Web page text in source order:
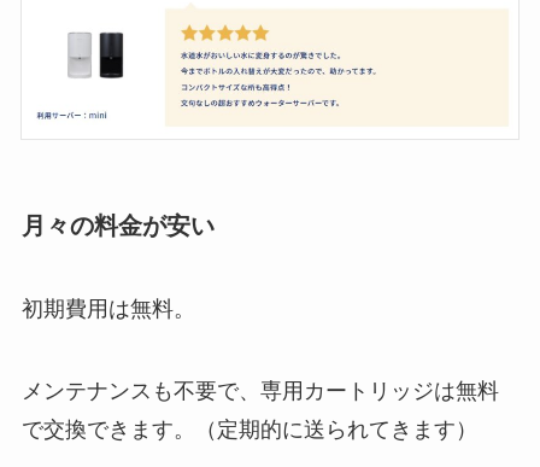
月々の料金が安い
初期費用は無料。
メンテナンスも不要で、専用カートリッジは無料
で交換できます。（定期的に送られてきます）